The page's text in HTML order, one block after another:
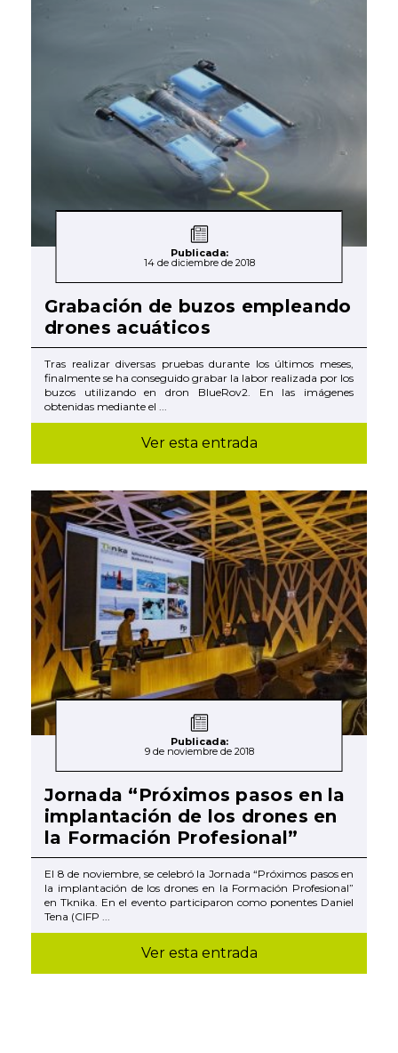
Publicada:
14 de diciembre de 2018
Grabación de buzos empleando
drones acuáticos
Tras realizar diversas pruebas durante los últimos meses,
finalmente se ha conseguido grabar la labor realizada por los
buzos utilizando en dron BlueRov2. En las imágenes
obtenidas mediante el ...
Ver esta entrada
Publicada:
9 de noviembre de 2018
Jornada “Próximos pasos en la
implantación de los drones en
la Formación Profesional”
El 8 de noviembre, se celebró la Jornada “Próximos pasos en
la implantación de los drones en la Formación Profesional”
en Tknika. En el evento participaron como ponentes Daniel
Tena (CIFP ...
Ver esta entrada